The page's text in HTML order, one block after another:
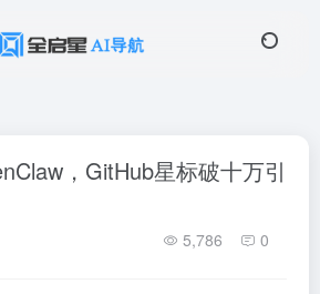
，GitHub星标破十万引
5,786 0